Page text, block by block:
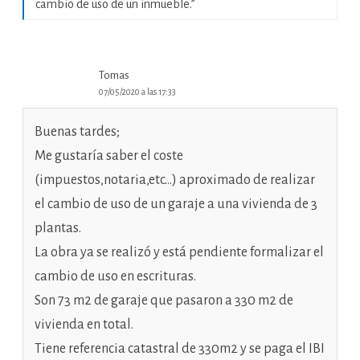
cambio de uso de un inmueble.”
Tomas
07/05/2020 a las 17:33
Buenas tardes;
Me gustaría saber el coste
(impuestos,notaria,etc…) aproximado de realizar
el cambio de uso de un garaje a una vivienda de 3
plantas.
La obra ya se realizó y está pendiente formalizar el
cambio de uso en escrituras.
Son 73 m2 de garaje que pasaron a 330 m2 de
vivienda en total.
Tiene referencia catastral de 330m2 y se paga el IBI